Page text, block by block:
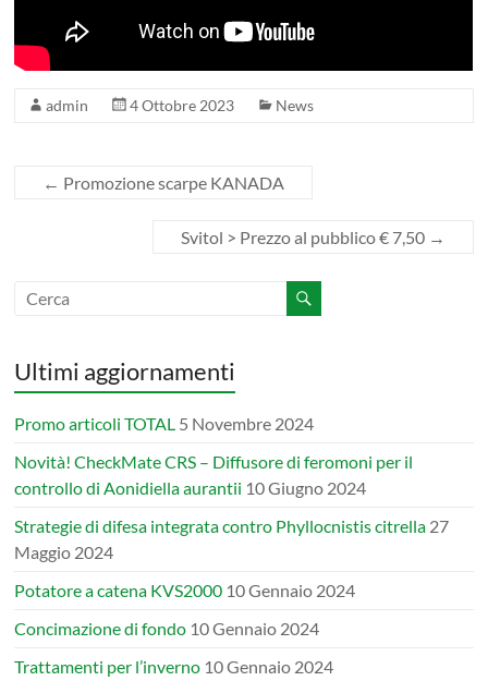
admin 4 Ottobre 2023 News
← Promozione scarpe KANADA
Svitol > Prezzo al pubblico € 7,50 →
Ultimi aggiornamenti
Promo articoli TOTAL 5 Novembre 2024
Novità! CheckMate CRS – Diffusore di feromoni per il
controllo di Aonidiella aurantii 10 Giugno 2024
Strategie di difesa integrata contro Phyllocnistis citrella 27
Maggio 2024
Potatore a catena KVS2000 10 Gennaio 2024
Concimazione di fondo 10 Gennaio 2024
Trattamenti per l’inverno 10 Gennaio 2024